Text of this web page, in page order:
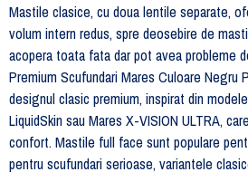
Mastile clasice, cu doua lentile separate,
volum intern redus, spre deosebire de
acopera toata fata dar pot avea probleme
Premium Scufundari Mares Culoare Negru
designul clasic premium, inspirat din
LiquidSkin sau Mares X-VISION ULTRA,
confort. Mastile full face sunt populare
pentru scufundari serioase, variantele